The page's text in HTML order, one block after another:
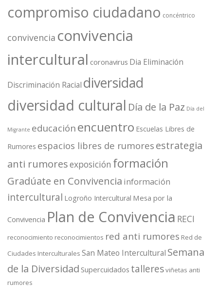
compromiso ciudadano concéntrico
convivencia convivencia
intercultural coronavirus Dia Eliminación
Discriminación Racial diversidad
diversidad cultural Día de la Paz Día del
Migrante educaciónencuentro Escuelas Libres de
Rumores espacios libres de rumores estrategia
anti rumoresexposición formación
Gradúate en Convivencia información
intercultural Logroño Intercultural Mesa por la
Convivencia Plan de Convivencia RECI
reconocimiento reconocimientos red anti rumores Red de
Ciudades Interculturales San Mateo Intercultural Semana
de la Diversidad Supercuidados talleresviñetas anti
rumores